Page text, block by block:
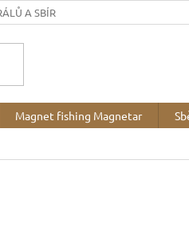
A SBÍREK
Magnet fishing Magnetar